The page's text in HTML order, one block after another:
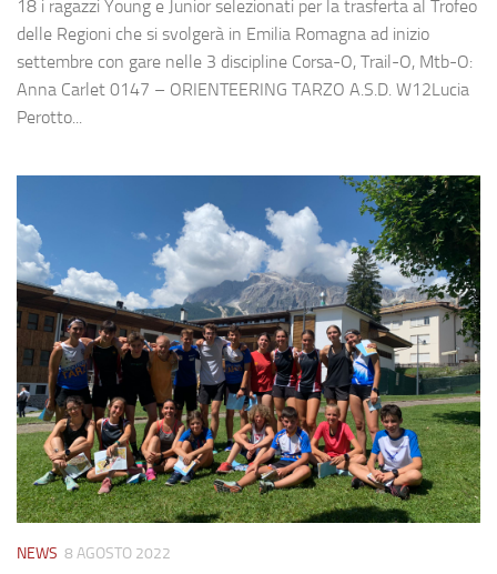
18 i ragazzi Young e Junior selezionati per la trasferta al Trofeo
delle Regioni che si svolgerà in Emilia Romagna ad inizio
settembre con gare nelle 3 discipline Corsa-O, Trail-O, Mtb-O:
Anna Carlet 0147 – ORIENTEERING TARZO A.S.D. W12Lucia
Perotto...
NEWS 8 AGOSTO 2022